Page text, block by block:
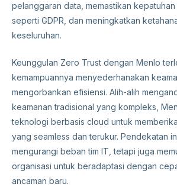
pelanggaran data, memastikan
seperti GDPR, dan meningkatkan
keseluruhan.
Keunggulan Zero Trust dengan Menlo
kemampuannya menyederhanakan
mengorbankan efisiensi. Alih-alih
keamanan tradisional yang kompleks,
teknologi berbasis cloud untuk
yang seamless dan terukur. Pendekatan
mengurangi beban tim IT, tetapi juga
organisasi untuk beradaptasi dengan
ancaman baru.